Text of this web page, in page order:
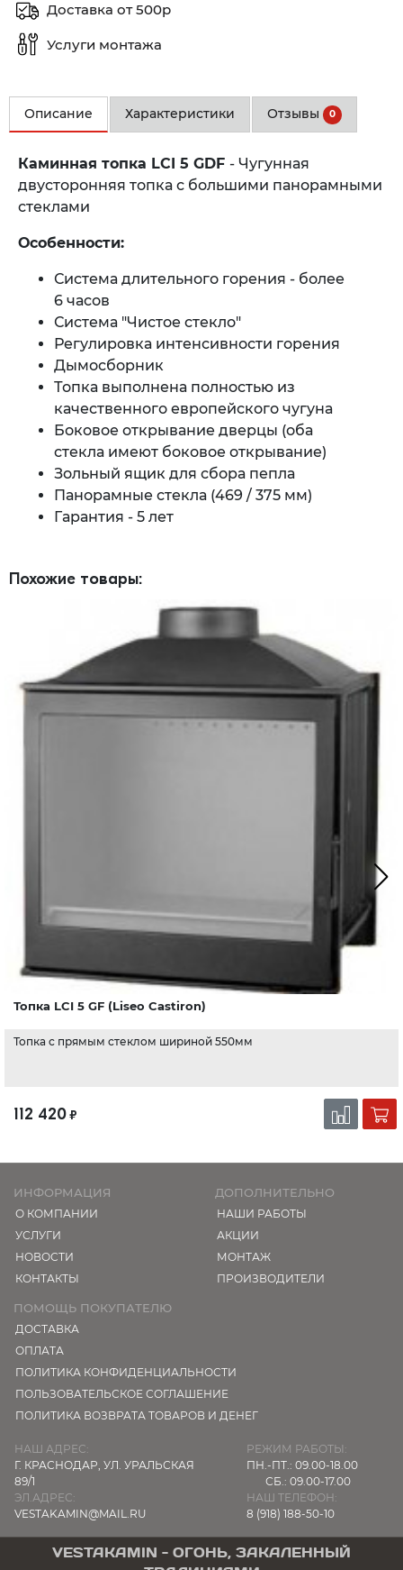
Доставка от 500р
Услуги монтажа
Описание Характеристики Отзывы 0
Каминная топка LCI 5 GDF - Чугунная
двусторонняя топка с большими панорамными
стеклами
Особенности:
Система длительного горения - более
6 часов
Система "Чистое стекло"
Регулировка интенсивности горения
Дымосборник
Топка выполнена полностью из
качественного европейского чугуна
Боковое открывание дверцы (оба
стекла имеют боковое открывание)
Зольный ящик для сбора пепла
Панорамные стекла (469 / 375 мм)
Гарантия - 5 лет
Похожие товары:
Топка LCI 5 GF (Liseo Castiron)
Топка с прямым стеклом шириной 550мм
112 420₽
ИНФОРМАЦИЯ
О КОМПАНИИ
УСЛУГИ
НОВОСТИ
КОНТАКТЫ
ДОПОЛНИТЕЛЬНО
НАШИ РАБОТЫ
АКЦИИ
МОНТАЖ
ПРОИЗВОДИТЕЛИ
ПОМОЩЬ ПОКУПАТЕЛЮ
ДОСТАВКА
ОПЛАТА
ПОЛИТИКА КОНФИДЕНЦИАЛЬНОСТИ
ПОЛЬЗОВАТЕЛЬСКОЕ СОГЛАШЕНИЕ
ПОЛИТИКА ВОЗВРАТА ТОВАРОВ И ДЕНЕГ
НАШ АДРЕС:
Г. КРАСНОДАР, УЛ. УРАЛЬСКАЯ
89/1
ЭЛ.АДРЕС:
VESTAKAMIN@MAIL.RU
РЕЖИМ РАБОТЫ:
ПН.-ПТ.: 09.00-18.00
СБ.: 09.00-17.00
НАШ ТЕЛЕФОН:
8 (918) 188-50-10
VESTAKAMIN - ОГОНЬ, ЗАКАЛЕННЫЙ